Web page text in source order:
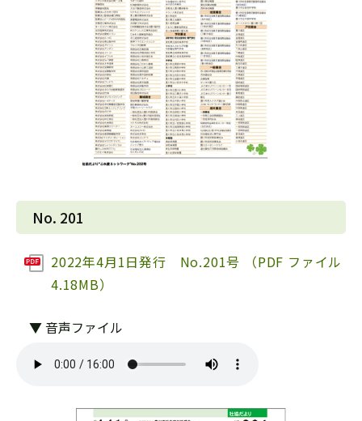
No. 201
2022年4月1日発行 No.201号 （PDF ファイル
4.18MB）
▼ 音声ファイル